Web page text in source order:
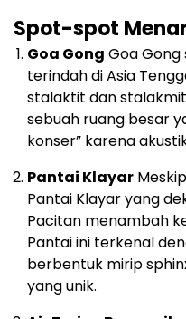
Spot-spot
Goa Gong Goa
terindah di Asia
stalaktit dan
sebuah ruang besar
konser” karena
Pantai Klayar
Pantai Klayar yang
Pacitan menambah
Pantai ini terkenal
berbentuk mirip
yang unik.